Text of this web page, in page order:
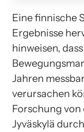
Eine finnische
Ergebnisse
hinweisen,
Jahren
verursachen
Forschung
Jyväskylä